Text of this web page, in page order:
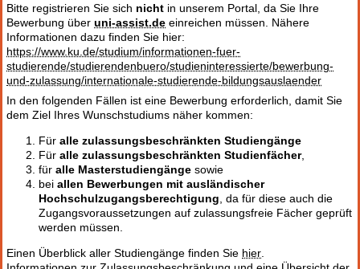
Bitte registrieren Sie sich nicht in unserem Portal, da Sie Ihre
Bewerbung über uni-assist.de einreichen müssen. Nähere
Informationen dazu finden Sie hier:
https://www.ku.de/studium/informationen-fuer-
studierende/studierendenbuero/studieninteressierte/bewerbung-
und-zulassung/internationale-studierende-bildungsauslaender
In den folgenden Fällen ist eine Bewerbung erforderlich, damit Sie
dem Ziel Ihres Wunschstudiums näher kommen:
Für alle zulassungsbeschränkten Studiengänge
Für alle zulassungsbeschränkten Studienfächer,
für alle Masterstudiengänge sowie
bei allen Bewerbungen mit ausländischer
Hochschulzugangsberechtigung , da für diese auch die
Zugangsvoraussetzungen auf zulassungsfreie Fächer geprüft
werden müssen.
Einen Überblick aller Studiengänge finden Sie hier